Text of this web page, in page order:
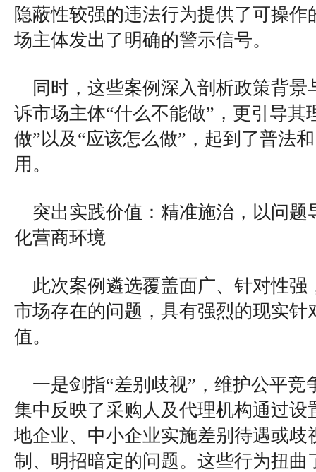
隐蔽性较强的违法行为提供了可操作
场主体发出了明确的警示信号。
同时，这些案例深入剖析政策背景
诉市场主体“什么不能做”，更引导其
做”以及“应该怎么做”，起到了普法
用。
突出实践价值：精准施治，以问题
化营商环境
此次案例遴选覆盖面广、针对性强
市场存在的问题，具有强烈的现实针
值。
一是剑指“差别歧视”，维护公平竞
集中反映了采购人及代理机构通过设
地企业、中小企业实施差别待遇或歧
制、明招暗定的问题。这些行为扭曲